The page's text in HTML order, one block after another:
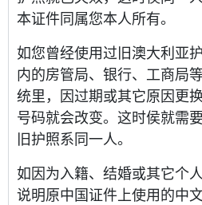
本证件同属您本人所有。
如您曾经使用过旧澳大利亚
内的房管局、银行、工商局
统里，因过期或其它原因更
号码就会改变。这时侯就需
旧护照系同一人。
如因为入籍、结婚或其它个
说明原中国证件上使用的中